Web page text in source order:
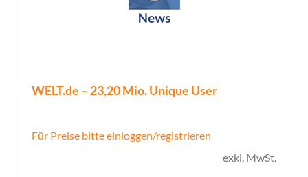
WELT.de – 23,20 Mio. Unique User
Für Preise bitte einloggen/registrieren
exkl. MwSt.